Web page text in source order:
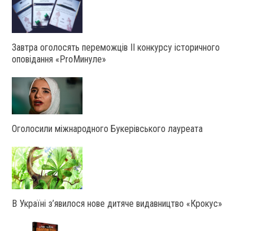
Завтра оголосять переможців ІІ конкурсу історичного
оповідання «ProМинуле»
Оголосили міжнародного Букерівського лауреата
В Україні з’явилося нове дитяче видавництво «Крокус»